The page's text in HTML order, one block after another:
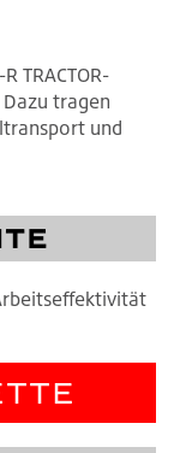
TRACTOR-
Dazu tragen
und